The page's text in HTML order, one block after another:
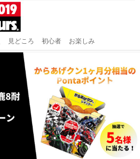
見どころ 初心者 お楽しみ